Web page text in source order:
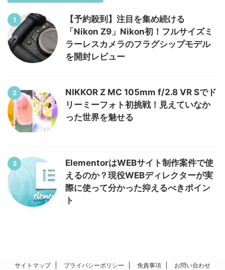
1
【予約殺到】注目を集め続ける
「Nikon Z9」Nikon初！フルサイズミ
ラーレスカメラのフラグシップモデル
を開封レビュー
2
NIKKOR Z MC 105mm f/2.8 VR Sでド
リーミーフォト初挑戦！見えていなか
った世界を魅せる
3
ElementorはWEBサイト制作案件で使
えるのか？現役WEBディレクターが実
際に使って分かった抑えるべきポイン
ト
サイトマップ プライバシーポリシー 免責事項 お問い合わせ